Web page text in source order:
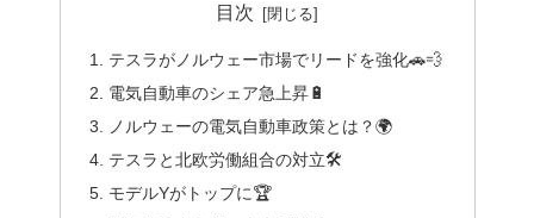
目次
テスラがノルウェー市場でリードを強化🚗💨
電気自動車のシェア急上昇🔋
ノルウェーの電気自動車政策とは？🌍
テスラと北欧労働組合の対立🛠️
モデルYがトップに🏆